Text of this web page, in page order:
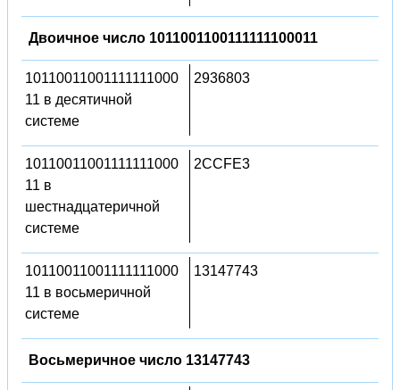
Двоичное число 1011001100111111100011
10110011001111111000
11 в десятичной
системе
2936803
10110011001111111000
11 в
шестнадцатеричной
системе
2CCFE3
10110011001111111000
11 в восьмеричной
системе
13147743
Восьмеричное число 13147743